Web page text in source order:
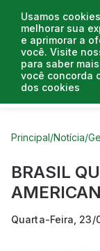
Usamos
melhorar sua
e aprimorar a
você. Visite
para saber
você concorda
dos cookies
Curtas do Poder
Principal/Notícia/
BRASIL
Quarta-Feira,